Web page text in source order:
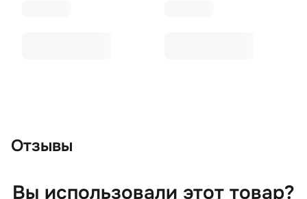
Отзывы
Вы использовали этот товар?